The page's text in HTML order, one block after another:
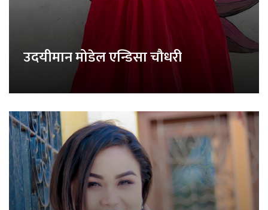
उदयीमान मोडेल एन्डिसा चौधरी